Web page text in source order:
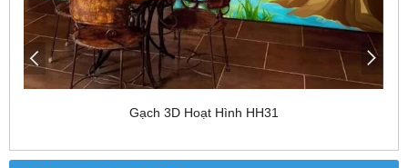
Gạch 3D Hoạt Hình HH31